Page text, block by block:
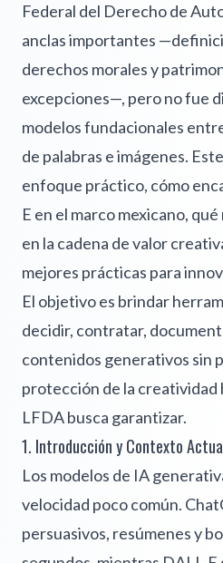
Federal del Derecho de
anclas importantes
derechos morales y
excepciones—, pero no fue
modelos fundacionales
de palabras e imágenes.
enfoque práctico, cómo
E en el marco mexicano,
en la cadena de valor
mejores prácticas para
El objetivo es brindar
decidir, contratar,
contenidos generativos sin
protección de la creatividad
LFDA busca garantizar.
1. Introducción y Contexto
Los modelos de IA
velocidad poco común.
persuasivos, resúmenes y